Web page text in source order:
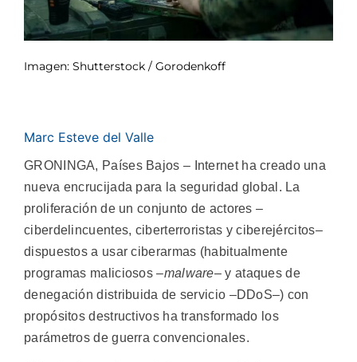
Imagen: Shutterstock / Gorodenkoff
Marc Esteve del Valle
GRONINGA, Países Bajos – Internet ha creado una
nueva encrucijada para la seguridad global. La
proliferación de un conjunto de actores –
ciberdelincuentes, ciberterroristas y ciberejércitos–
dispuestos a usar ciberarmas (habitualmente
programas maliciosos –malware– y ataques de
denegación distribuida de servicio –DDoS–) con
propósitos destructivos ha transformado los
parámetros de guerra convencionales.